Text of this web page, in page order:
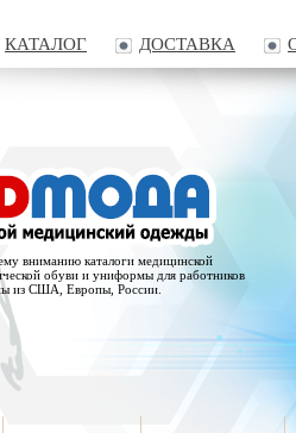
КАТАЛОГ ДОСТАВКА
вниманию каталоги медицинской
обуви и униформы для работников
из США, Европы, России.